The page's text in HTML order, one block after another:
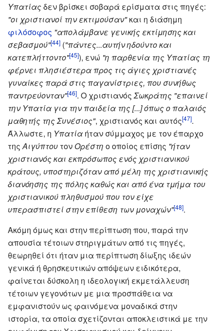
Υπατίαςδεν βρίσκει σοβαρά ερίσματα στις πηγές:
"οι χριστιανοί την εκτιμούσαν"και η διάσημη
φιλόσοφος "απολάμβανε γενικής εκτίμησης και
σεβασμού"[44] ("πάντες...αυτήν ηδούντο και
κατεπλήττοντο"[45]), ενώ "η παρθενία της Υπατίας τη
φέρνει πλησιέστερα προς τις άγιες χριστιανές
γυναίκες παρά στις παγανίστριες, που συνήθως
παντρεύονταν"[46]. Ο χριστιανός Σωκράτης "επαινεί
την Υπατία για την παιδεία της [...] όπως ο παλαιός
μαθητής της Συνέσιος", χριστιανός και αυτός[47].
Άλλωστε, η Υπατία ήταν σύμμαχος με τον έπαρχο
της Αιγύπτου τον Ορέστη ο οποίος επίσης "ήταν
χριστιανός και εκπρόσωπος ενός χριστιανικού
κράτους, υποστηριζόταν από μέλη της χριστιανικής
διανόησης της πόλης καθώς και από ένα τμήμα του
χριστιανικού πληθυσμού που τον είχε
υπερασπιστεί στην επίθεση των μοναχών"[48].
Ακόμη όμως και στην περίπτωση που, παρά την
απουσία τέτοιων στηριγμάτων από τις πηγές,
θεωρηθεί ότι ήταν μια περίπτωση δίωξης ιδεών
γενικά ή θρησκευτικών απόψεων ειδικότερα,
φαίνεται δύσκολη η ιδεολογική εκμετάλλευση
τέτοιων γεγονότων με μια προσπάθεια να
εμφανιστούν ως φαινόμενα μοναδικά στην
ιστορία, τα οποία σχετίζονται αποκλειστικά με την